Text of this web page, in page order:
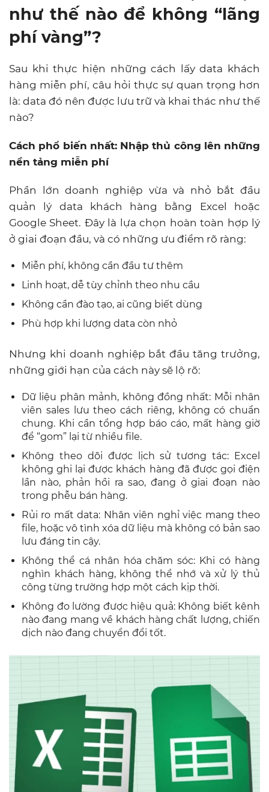
như thế nào để không “lãng
phí vàng”?
Sau khi thực hiện những cách lấy data khách
hàng miễn phí, câu hỏi thực sự quan trọng hơn
là: data đó nên được lưu trữ và khai thác như thế
nào?
Cách phổ biến nhất: Nhập thủ công lên những
nền tảng miễn phí
Phần lớn doanh nghiệp vừa và nhỏ bắt đầu
quản lý data khách hàng bằng Excel hoặc
Google Sheet. Đây là lựa chọn hoàn toàn hợp lý
ở giai đoạn đầu, và có những ưu điểm rõ ràng:
Miễn phí, không cần đầu tư thêm
Linh hoạt, dễ tùy chỉnh theo nhu cầu
Không cần đào tạo, ai cũng biết dùng
Phù hợp khi lượng data còn nhỏ
Nhưng khi doanh nghiệp bắt đầu tăng trưởng,
những giới hạn của cách này sẽ lộ rõ:
Dữ liệu phân mảnh, không đồng nhất: Mỗi nhân
viên sales lưu theo cách riêng, không có chuẩn
chung. Khi cần tổng hợp báo cáo, mất hàng giờ
để “gom” lại từ nhiều file.
Không theo dõi được lịch sử tương tác: Excel
không ghi lại được khách hàng đã được gọi điện
lần nào, phản hồi ra sao, đang ở giai đoạn nào
trong phễu bán hàng.
Rủi ro mất data: Nhân viên nghỉ việc mang theo
file, hoặc vô tình xóa dữ liệu mà không có bản sao
lưu đáng tin cậy.
Không thể cá nhân hóa chăm sóc: Khi có hàng
nghìn khách hàng, không thể nhớ và xử lý thủ
công từng trường hợp một cách kịp thời.
Không đo lường được hiệu quả: Không biết kênh
nào đang mang về khách hàng chất lượng, chiến
dịch nào đang chuyển đổi tốt.